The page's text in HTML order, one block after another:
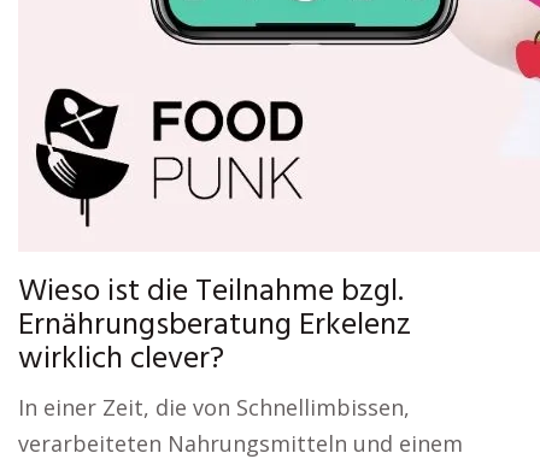
Wieso ist die Teilnahme bzgl.
Ernährungsberatung Erkelenz
wirklich clever?
In einer Zeit, die von Schnellimbissen,
verarbeiteten Nahrungsmitteln und einem